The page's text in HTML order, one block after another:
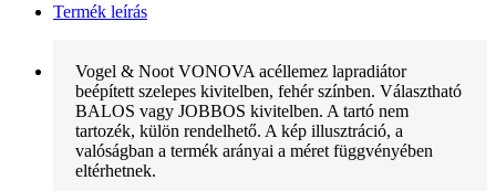
Termék leírás
Vogel & Noot VONOVA acéllemez lapradiátor
beépített szelepes kivitelben, fehér színben. Választható
BALOS vagy JOBBOS kivitelben. A tartó nem
tartozék, külön rendelhető. A kép illusztráció, a
valóságban a termék arányai a méret függvényében
eltérhetnek.